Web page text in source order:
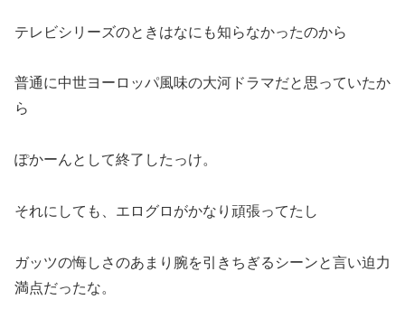
テレビシリーズのときはなにも知らなかったのから
普通に中世ヨーロッパ風味の大河ドラマだと思っていたか
ら
ぽかーんとして終了したっけ。
それにしても、エログロがかなり頑張ってたし
ガッツの悔しさのあまり腕を引きちぎるシーンと言い迫力
満点だったな。